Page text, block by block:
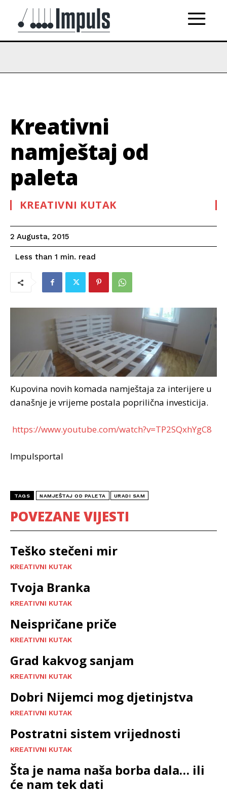
Kreativni
namještaj od
paleta
KREATIVNI KUTAK
2 Augusta, 2015
Less than 1 min. read
Kupovina novih komada namještaja za interijere u
današnje je vrijeme postala poprilična investicija.
https://www.youtube.com/watch?v=TP2SQxhYgC8
Impulsportal
TAGS NAMJEŠTAJ OD PALETA URADI SAM
POVEZANE VIJESTI
Teško stečeni mir
KREATIVNI KUTAK
Tvoja Branka
KREATIVNI KUTAK
Neispričane priče
KREATIVNI KUTAK
Grad kakvog sanjam
KREATIVNI KUTAK
Dobri Nijemci mog djetinjstva
KREATIVNI KUTAK
Postratni sistem vrijednosti
KREATIVNI KUTAK
Šta je nama naša borba dala… ili
će nam tek dati